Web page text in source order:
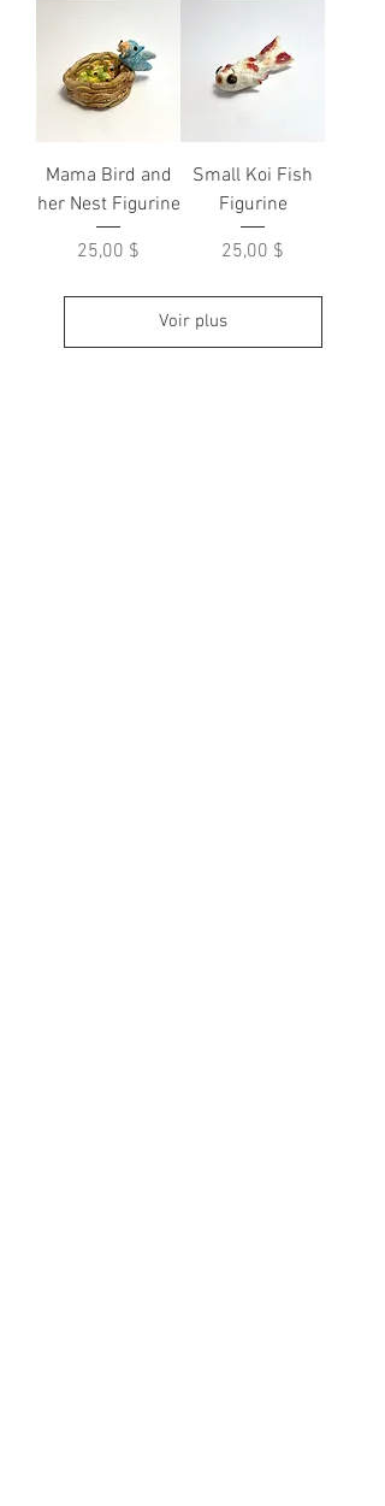
Mama Bird and
her Nest Figurine
Prix
25,00 $
Small Koi Fish
Figurine
Prix
25,00 $
Voir plus